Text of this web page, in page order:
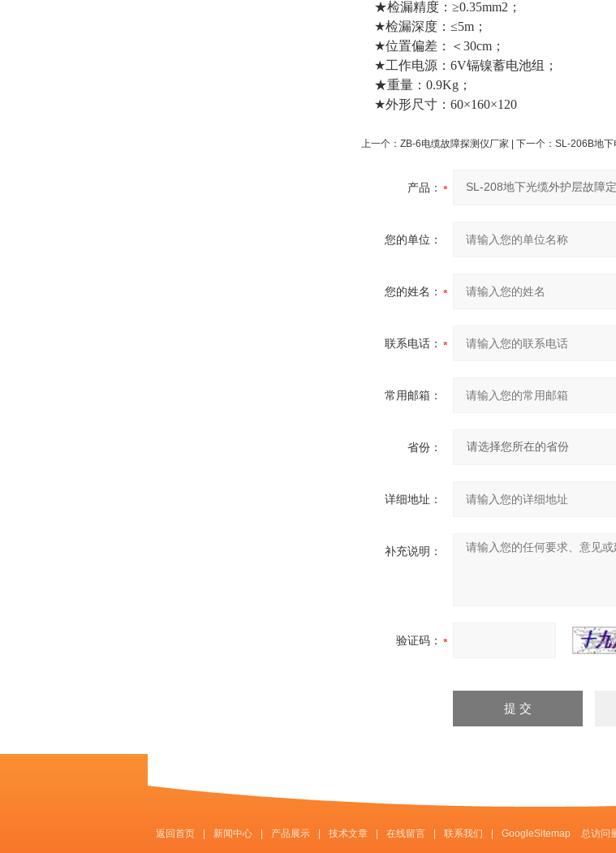
★检漏精度：≥0.35mm2；
★检漏深度：≤5m；
★位置偏差：＜30cm；
★工作电源：6V镉镍蓄电池组；
★重量：0.9Kg；
★外形尺寸：60×160×120
上一个： ZB-6电缆故障探测仪厂家 | 下一个： SL-206B地下
产品：
您的单位：
您的姓名：
联系电话：
常用邮箱：
省份：
详细地址：
补充说明：
验证码：
返回首页 新闻中心 产品展示 技术文章 在线留言 联系我们 GoogleSitemap 总访问